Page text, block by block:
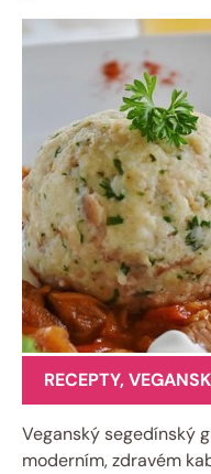
RECEPTY,
Veganský segedínský
moderním, zdravém